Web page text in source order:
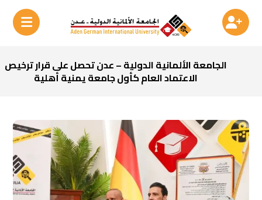
الجامعة الألمانية الدولية – عدن تحصل على قرار ترخيص
الاعتماد العام كأول جامعة يمنية أهلية